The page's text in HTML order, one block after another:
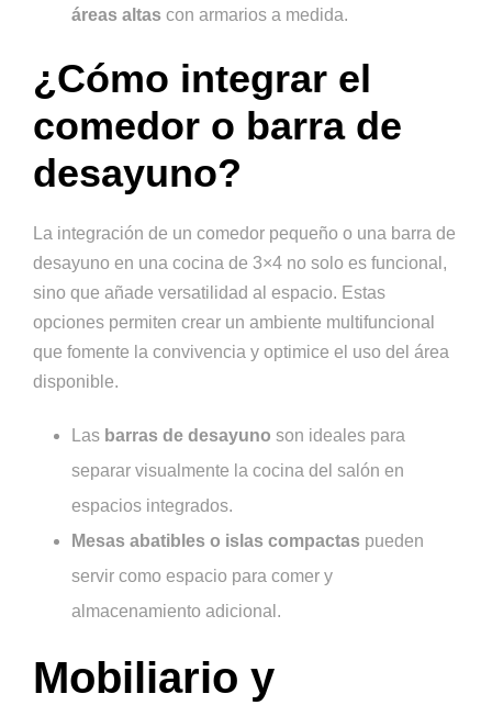
áreas altas con armarios a medida.
¿Cómo integrar el
comedor o barra de
desayuno?
La integración de un comedor pequeño o una barra de
desayuno en una cocina de 3×4 no solo es funcional,
sino que añade versatilidad al espacio. Estas
opciones permiten crear un ambiente multifuncional
que fomente la convivencia y optimice el uso del área
disponible.
Las barras de desayuno son ideales para
separar visualmente la cocina del salón en
espacios integrados.
Mesas abatibles o islas compactas pueden
servir como espacio para comer y
almacenamiento adicional.
Mobiliario y